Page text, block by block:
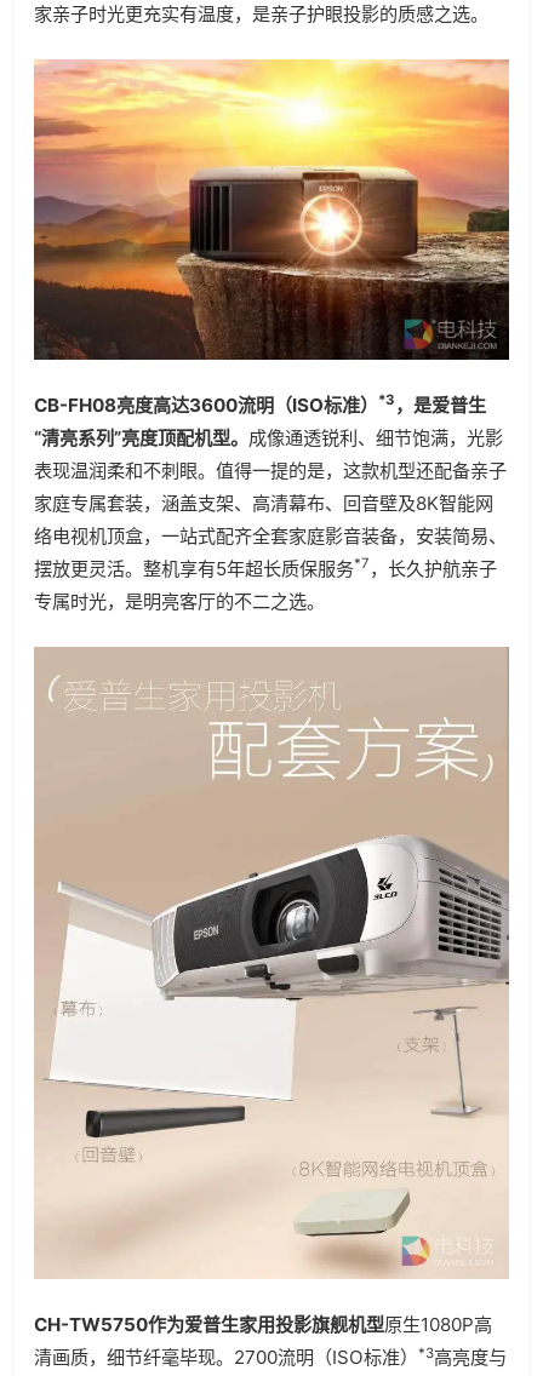
家亲子时光更充实有温度，是亲子护眼投影的质感之选。
CB-FH08亮度高达3600流明（ISO标准） *3 ，是爱普生
“清亮系列”亮度顶配机型。 成像通透锐利、细节饱满，光影
表现温润柔和不刺眼。值得一提的是，这款机型还配备亲子
家庭专属套装，涵盖支架、高清幕布、回音壁及8K智能网
络电视机顶盒，一站式配齐全套家庭影音装备，安装简易、
摆放更灵活。整机享有5年超长质保服务*7 ，长久护航亲子
专属时光，是明亮客厅的不二之选。
CH-TW5750作为爱普生家用投影旗舰机型原生1080P高
清画质，细节纤毫毕现。2700流明（ISO标准）
*3高亮度与